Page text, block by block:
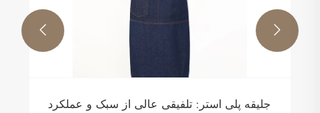
جلیقه پلی استر: تلفیقی
شرت تی شرت می گویند
 